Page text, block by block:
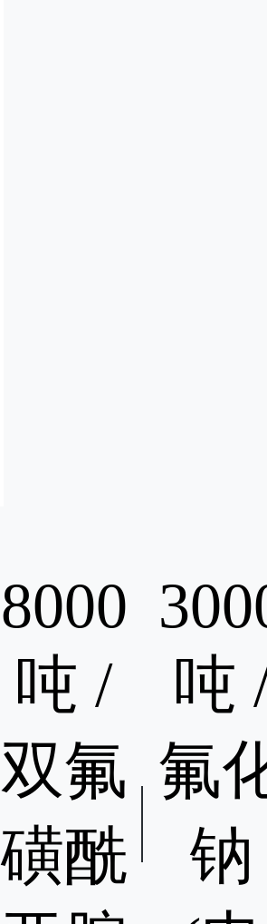
8000
吨 /
双氟
磺酰
吨
氟
钠